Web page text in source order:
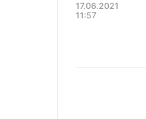
17.06.2021
11:57